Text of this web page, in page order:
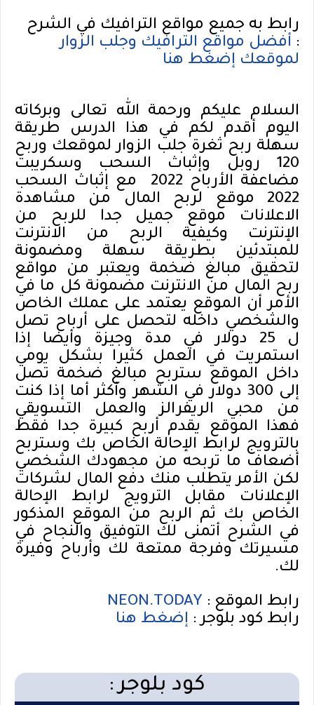
رابط به جميع مواقع الترافيك في الشرح
: أفضل مواقع الترافيك وجلب الزوار
لموقعك إضغط هنا
السلام عليكم ورحمة الله تعالى وبركاته
اليوم أقدم لكم في هذا الدرس طريقة
سهلة ربح ثغرة جلب الزوار لموقعك وربح
120 روبل وإثباث السحب وسكريبت
مضاعفة الأرباح 2022 مع إثباث السحب
2022 موقع لربح المال من مشاهدة
الاعلانات موقع جميل جدا للربح من
الإنترنت وكيفية الربح من الانترنت
للمبتدئين بطريقة سهلة ومضمونة
لتحقيق مبالغ ضخمة ويعتبر من مواقع
ربح المال من الانترنت مضمونة كل ما في
الأمر أن الموقع يعتمد على عملك الخاص
والشخصي داخله لتحصل على أرباح تصل
ل 25 دولار في مدة وجيزة وأيضا إذا
استمريت في العمل كثيرا بشكل يومي
داخل الموقع ستربح مبالغ ضخمة تصل
إلى 300 دولار في الشهر وأكثر أما إذا كنت
من محبي الريفرالز والعمل التسويقي
فهذا الموقع يقدم أربح كبيرة جدا فقط
بالترويج لرابط الإحالة الخاص بك وستربح
أضعاف ما تربحه من مجهودك الشخصي
لكن الأمر يتطلب منك دفع المال لشركات
الإعلانات مقابل الترويج لرابط الإحالة
الخاص بك ثم الربح من الموقع المذكور
في الشرح أتمنى لك التوفيق والنجاح في
مسيرتك وفرجة ممتعة لك وأرباح وفيرة
لك.
رابط الموقع : NEON.TODAY
رابط كود بلوجر : إضغط هنا
كود بلوجر :